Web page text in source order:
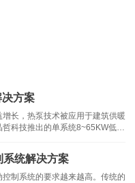
方案
长，热泵技术被应用于建筑供暖
科技推出的单系统8~65KW低温
频，150DMIPS的处理性
统解决方案
制系统的要求越来越高。传统的